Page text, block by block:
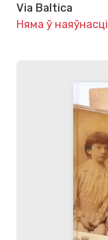
Via Baltica
Няма ў наяўнасці